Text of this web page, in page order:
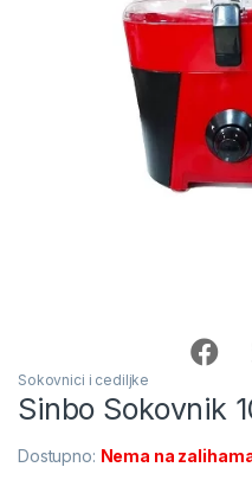
Sokovnici i cediljke
Sinbo Sokovnik
Dostupno: Nema na